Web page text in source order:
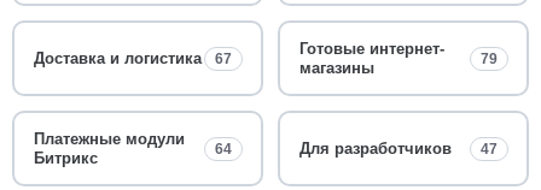
Доставка и логистика 67
Готовые интернет-
магазины
79
Платежные модули
Битрикс
64 Для разработчиков 47